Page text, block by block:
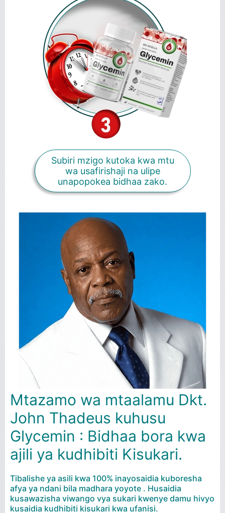
Subiri mzigo kutoka kwa mtu
wa usafirishaji na ulipe
unapopokea bidhaa zako.
Mtazamo wa mtaalamu Dkt.
John Thadeus kuhusu
Glycemin : Bidhaa bora kwa
ajili ya kudhibiti Kisukari.
Tibalishe ya asili kwa 100% inayosaidia kuboresha
afya ya ndani bila madhara yoyote . Husaidia
kusawazisha viwango vya sukari kwenye damu hivyo
kusaidia kudhibiti kisukari kwa ufanisi.